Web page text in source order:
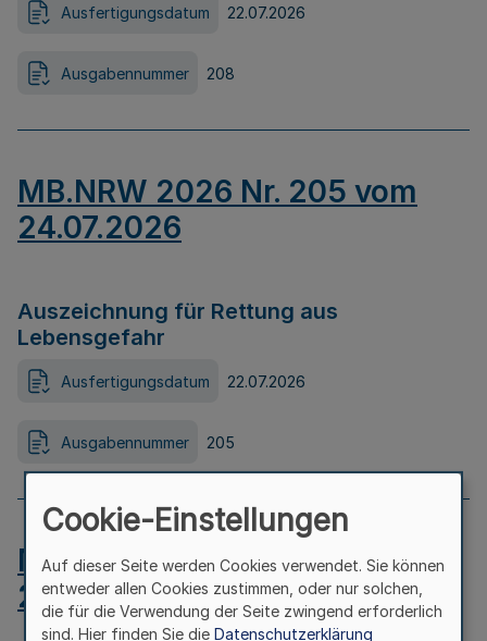
Ausfertigungsdatum 22.07.2026
Ausgabennummer 208
MB.NRW 2026 Nr. 205 vom
24.07.2026
Auszeichnung für Rettung aus
Lebensgefahr
Ausfertigungsdatum 22.07.2026
Ausgabennummer 205
MB.NRW 2026 Nr. 204 vom
24.07.2026
Cookie-Einstellungen
Auf dieser Seite werden Cookies verwendet. Sie können
entweder allen Cookies zustimmen, oder nur solchen,
die für die Verwendung der Seite zwingend erforderlich
sind. Hier finden Sie die Datenschutzerklärung